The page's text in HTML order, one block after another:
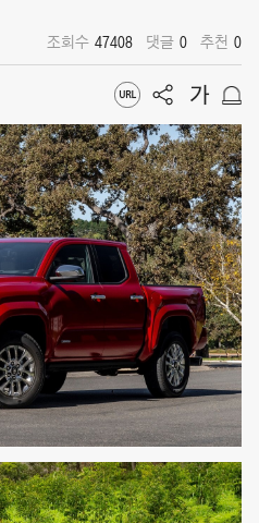
조회수 47408 댓글 0 추천 0